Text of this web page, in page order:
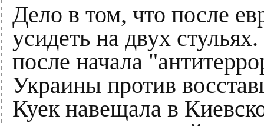
Дело в том, что после
усидеть на двух
после начала
Украины против
Куек навещала в